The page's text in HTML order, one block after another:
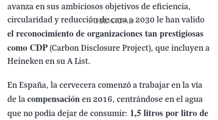
avanza en sus ambiciosos objetivos de eficiencia,
circularidad y reducción de cara a 2030 le han valido
el reconocimiento de organizaciones tan prestigiosas
como CDP (Carbon Disclosure Project), que incluyen a
Heineken en su A List.
En España, la cervecera comenzó a trabajar en la vía
de la compensación en 2016, centrándose en el agua
que no podía dejar de consumir: 1,5 litros por litro de